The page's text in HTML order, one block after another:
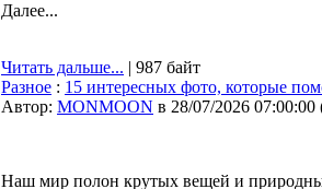
Далее...
Читать дальше... | 987 байт
Разное : 15 интересных фото, которые
Автор: MONMOON в 28/07/2026 07:00:00
Наш мир полон крутых вещей и